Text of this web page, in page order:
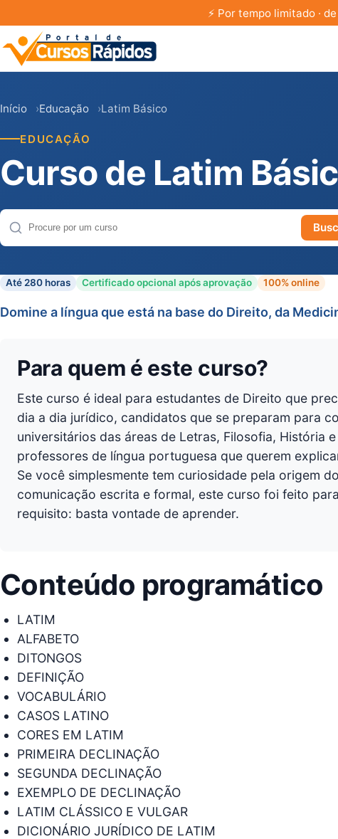
⚡ Por tempo limitado ·
Início Educação Latim Básico
EDUCAÇÃO
Curso de Latim
Buscar cursos
Até 280 horas Certificado opcional após aprovação 100% online
Domine a língua que está na base do Direito, da
Para quem é este curso?
Este curso é ideal para estudantes de Direito que
dia a dia jurídico, candidatos que se preparam para
universitários das áreas de Letras, Filosofia, História
professores de língua portuguesa que querem
Se você simplesmente tem curiosidade pela origem
comunicação escrita e formal, este curso foi feito
requisito: basta vontade de aprender.
Conteúdo programático
LATIM
ALFABETO
DITONGOS
DEFINIÇÃO
VOCABULÁRIO
CASOS LATINO
CORES EM LATIM
PRIMEIRA DECLINAÇÃO
SEGUNDA DECLINAÇÃO
EXEMPLO DE DECLINAÇÃO
LATIM CLÁSSICO E VULGAR
DICIONÁRIO JURÍDICO DE LATIM